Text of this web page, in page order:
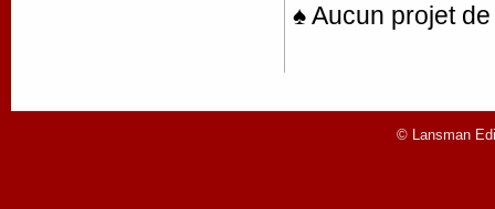
♠ Aucun projet
© Lansman